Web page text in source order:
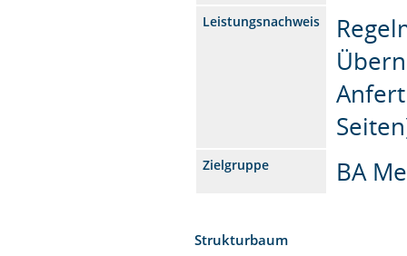
Leistungsnachweis
Zielgruppe BA
Strukturbaum